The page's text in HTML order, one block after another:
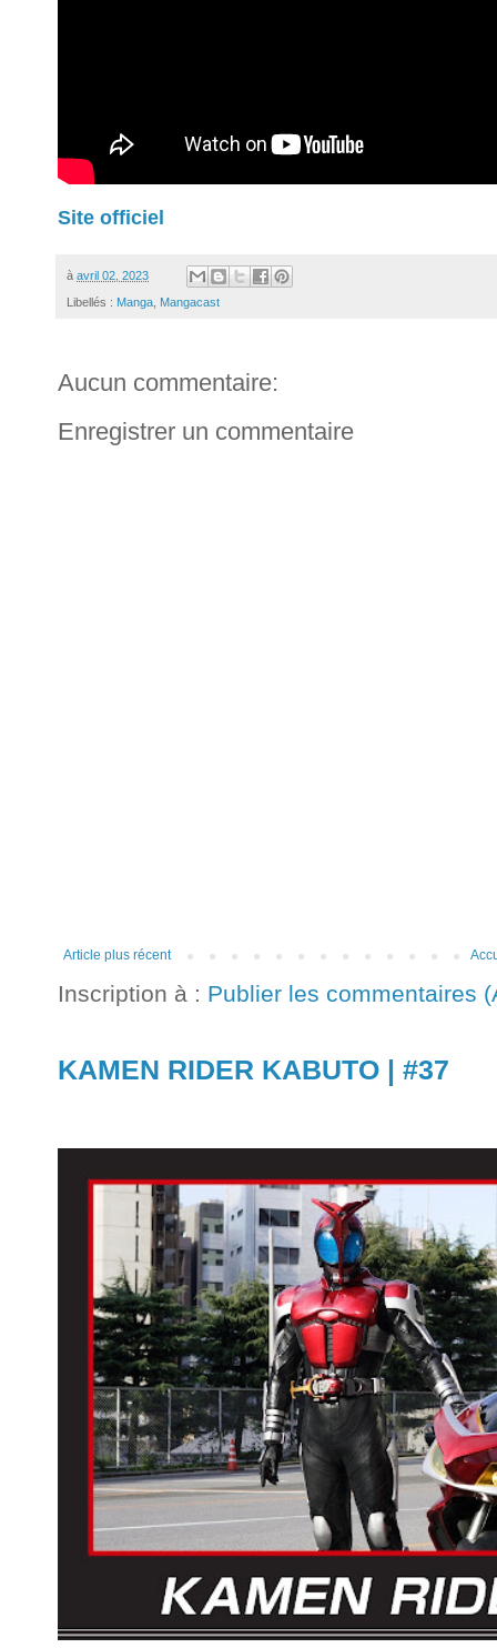
Site officiel
à avril 02, 2023
Libellés : Manga Mangacast
Aucun commentaire:
Enregistrer un commentaire
Article plus récent
Inscription à : Publier les commentaires
KAMEN RIDER KABUTO | #37